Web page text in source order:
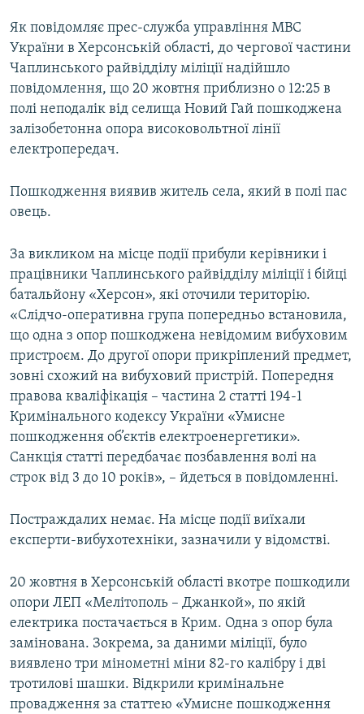
Як повідомляє прес-служба управління МВС
України в Херсонській області, до чергової частини
Чаплинського райвідділу міліції надійшло
повідомлення, що 20 жовтня приблизно о 12:25 в
полі неподалік від селища Новий Гай пошкоджена
залізобетонна опора високовольтної лінії
електропередач.
Пошкодження виявив житель села, який в полі пас
овець.
За викликом на місце події прибули керівники і
працівники Чаплинського райвідділу міліції і бійці
батальйону «Херсон», які оточили територію.
«Слідчо-оперативна група попередньо встановила,
що одна з опор пошкоджена невідомим вибуховим
пристроєм. До другої опори прикріплений предмет,
зовні схожий на вибуховий пристрій. Попередня
правова кваліфікація – частина 2 статті 194-1
Кримінального кодексу України «Умисне
пошкодження об’єктів електроенергетики».
Санкція статті передбачає позбавлення волі на
строк від 3 до 10 років», – йдеться в повідомленні.
Постраждалих немає. На місце події виїхали
експерти-вибухотехніки, зазначили у відомстві.
20 жовтня в Херсонській області вкотре пошкодили
опори ЛЕП «Мелітополь – Джанкой», по якій
електрика постачається в Крим. Одна з опор була
замінована. Зокрема, за даними міліції, було
виявлено три мінометні міни 82-го калібру і дві
тротилові шашки. Відкрили кримінальне
провадження за статтею «Умисне пошкодження